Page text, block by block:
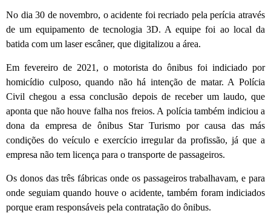
No dia 30 de novembro, o acidente foi recriado pela perícia através
de um equipamento de tecnologia 3D. A equipe foi ao local da
batida com um laser escâner, que digitalizou a área.
Em fevereiro de 2021, o motorista do ônibus foi indiciado por
homicídio culposo, quando não há intenção de matar. A Polícia
Civil chegou a essa conclusão depois de receber um laudo, que
aponta que não houve falha nos freios. A polícia também indiciou a
dona da empresa de ônibus Star Turismo por causa das más
condições do veículo e exercício irregular da profissão, já que a
empresa não tem licença para o transporte de passageiros.
Os donos das três fábricas onde os passageiros trabalhavam, e para
onde seguiam quando houve o acidente, também foram indiciados
porque eram responsáveis pela contratação do ônibus.